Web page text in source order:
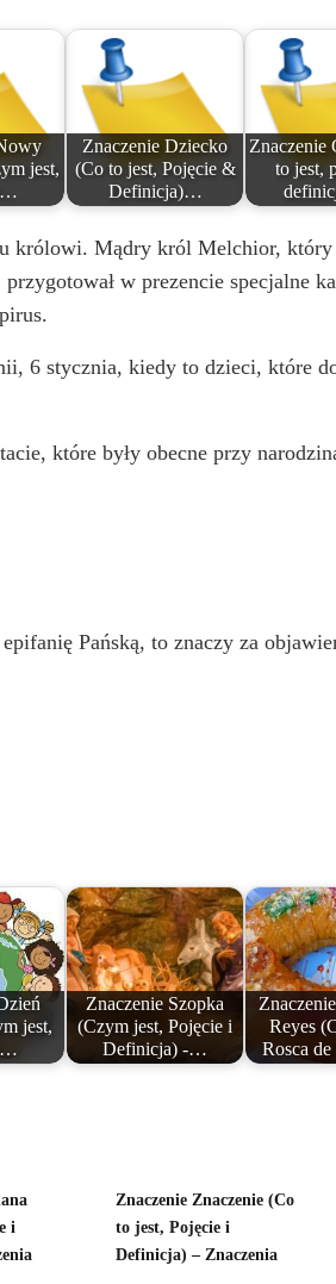
jest,
Znaczenie Dziecko
(Co to jest, Pojęcie &
Definicja)…
Znaczenie
to jest,
Mądry król Melchior, który
w prezencie specjalne
6 stycznia, kiedy to dzieci, które
które były obecne przy
Pańską, to znaczy za
jest,
Znaczenie Szopka
(Czym jest, Pojęcie i
Definicja) -…
Reyes
Rosca
i
Znaczenie Znaczenie (Co
to jest, Pojęcie i
Definicja) – Znaczenia